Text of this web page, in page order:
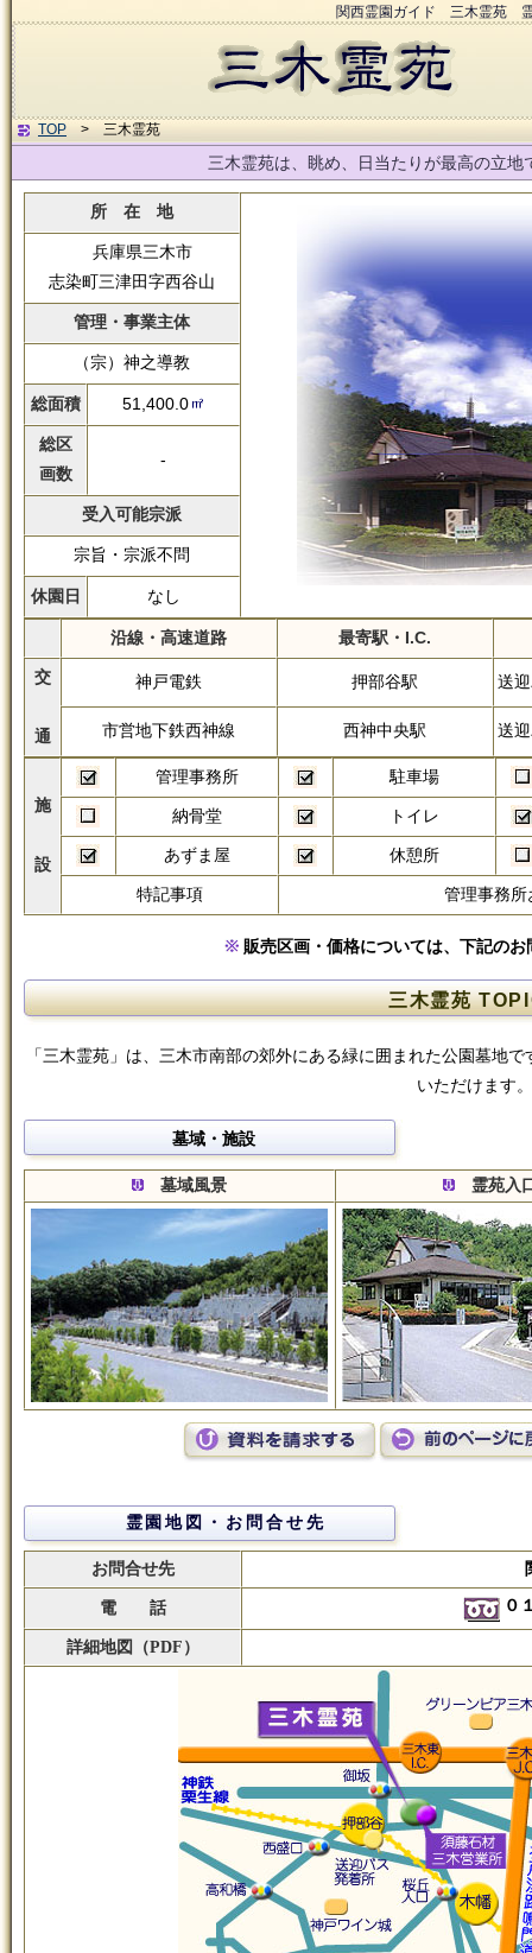
関西霊園ガイド 三木霊苑
TOP > 三木霊苑
三木霊苑は、眺め、日当たりが最高の立
所 在 地
兵庫県三木市
志染町三津田字西谷山
管理・事業主体
（宗）神之導教
総面積 51,400.0
総区
画数
-
受入可能宗派
宗旨・宗派不問
休園日 なし
沿線・高速道路 最寄駅・I.C.
交
通
神戸電鉄 押部谷駅 送
市営地下鉄西神線 西神中央駅 送
施
設
管理事務所 駐車場
納骨堂 トイレ
あずま屋 休憩所
特記事項 管理事務所
販売区画・価格については、下記の
三木霊苑
「三木霊苑」は、三木市南部の郊外にある緑に囲まれた公園墓地
いただけます。
墓域・施設
墓域風景 霊苑入
霊園地図・お問合せ先
お問合せ先
電 話 ０
詳細地図（PDF）